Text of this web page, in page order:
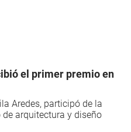
el primer premio en
Aredes, participó de la
arquitectura y diseño